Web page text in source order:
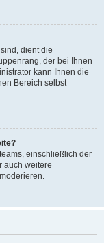
dient die
der bei Ihnen
kann Ihnen die
Bereich selbst
einschließlich der
auch weitere